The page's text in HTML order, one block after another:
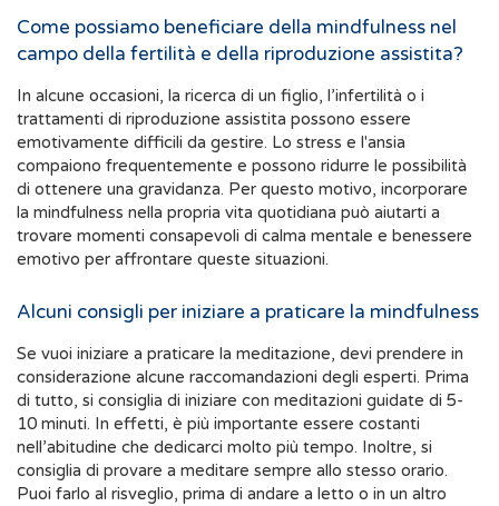
Come possiamo beneficiare della mindfulness nel
campo della fertilità e della riproduzione assistita?
In alcune occasioni, la ricerca di un figlio, l’infertilità o i
trattamenti di riproduzione assistita possono essere
emotivamente difficili da gestire. Lo stress e l'ansia
compaiono frequentemente e possono ridurre le possibilità
di ottenere una gravidanza. Per questo motivo, incorporare
la mindfulness nella propria vita quotidiana può aiutarti a
trovare momenti consapevoli di calma mentale e benessere
emotivo per affrontare queste situazioni.
Alcuni consigli per iniziare a praticare la mindfulness
Se vuoi iniziare a praticare la meditazione, devi prendere in
considerazione alcune raccomandazioni degli esperti. Prima
di tutto, si consiglia di iniziare con meditazioni guidate di 5-
10 minuti. In effetti, è più importante essere costanti
nell’abitudine che dedicarci molto più tempo. Inoltre, si
consiglia di provare a meditare sempre allo stesso orario.
Puoi farlo al risveglio, prima di andare a letto o in un altro